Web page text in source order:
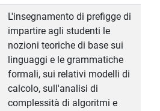
L'insegnamento di prefigge di
impartire agli studenti le
nozioni teoriche di base sui
linguaggi e le grammatiche
formali, sui relativi modelli di
calcolo, sull'analisi di
complessità di algoritmi e